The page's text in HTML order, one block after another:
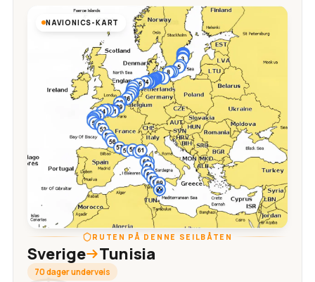
NAVIONICS-KART
RUTEN PÅ DENNE SEILBÅTEN
Sverige Tunisia
70 dager underveis